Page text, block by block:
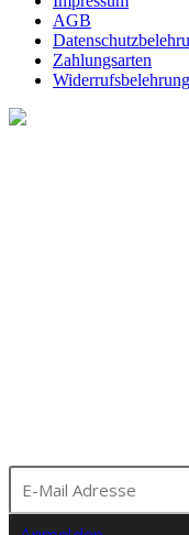
AGB
Zahlungsarten
Widerrufsbelehrung